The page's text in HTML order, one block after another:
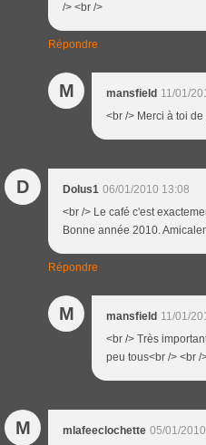
/> <br />
Répondre
M mansfield 11/01/
<br /> Merci à toi
D Dolus1 06/01/2010 13:08
<br /> Le café c'est
Bonne année 2010.
Répondre
M mansfield 11/01/
<br /> Très
peu tous<br /> <br /
M mlafeeclochette 05/01/